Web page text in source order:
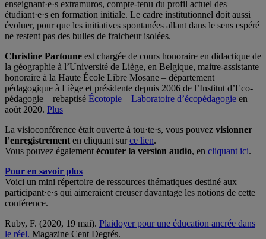
enseignant·e·s extramuros, compte-tenu du profil actuel des
étudiant·e·s en formation initiale. Le cadre institutionnel doit aussi
évoluer, pour que les initiatives spontanées allant dans le sens espéré
ne restent pas des bulles de fraicheur isolées.
Christine Partoune est chargée de cours honoraire en didactique de
la géographie à l’Université de Liège, en Belgique, maitre-assistante
honoraire à la Haute École Libre Mosane – département
pédagogique à Liège et présidente depuis 2006 de l’Institut d’Eco-
pédagogie – rebaptisé Écotopie – Laboratoire d’écopédagogie en
août 2020. Plus
La visioconférence était ouverte à tou·te·s, vous pouvez visionner
l’enregistrement en cliquant surce lien.
Vous pouvez également écouter la version audio, en cliquant ici.
Pour en savoir plus
Voici un mini répertoire de ressources thématiques destiné aux
participant·e·s qui aimeraient creuser davantage les notions de cette
conférence.
Ruby, F. (2020, 19 mai). Plaidoyer pour une éducation ancrée dans
le réel. Magazine Cent Degrés.